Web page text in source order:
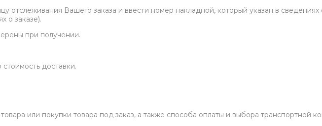
отслеживания Вашего заказа и ввести номер накладной, который указан в сведениях
о заказе).
при получении.
доставки.
или покупки товара под заказ, а также способа оплаты и выбора транспортной